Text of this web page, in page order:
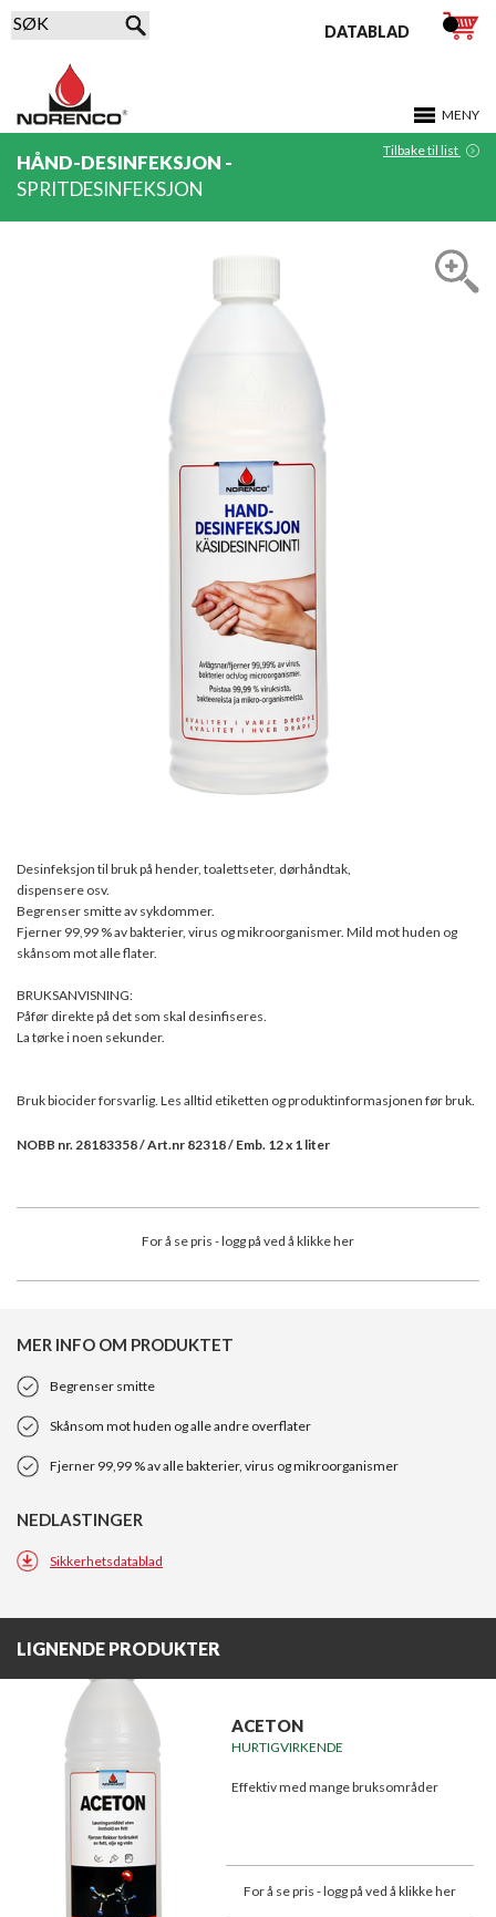
MENY
DATABLAD
HÅND-DESINFEKSJON -
SPRITDESINFEKSJON
Tilbake til list
Desinfeksjon til bruk på hender, toalettseter, dørhåndtak,
dispensere osv.
Begrenser smitte av sykdommer.
Fjerner 99,99 % av bakterier, virus og mikroorganismer. Mild mot huden og
skånsom mot alle flater.
BRUKSANVISNING:
Påfør direkte på det som skal desinfiseres.
La tørke i noen sekunder.
Bruk biocider forsvarlig. Les alltid etiketten og produktinformasjonen før bruk.
NOBB nr. 28183358 / Art.nr 82318 / Emb. 12 x 1 liter
For å se pris - logg på ved å klikke her
MER INFO OM PRODUKTET
Begrenser smitte
Skånsom mot huden og alle andre overflater
Fjerner 99,99 % av alle bakterier, virus og mikroorganismer
NEDLASTINGER
Sikkerhetsdatablad
LIGNENDE PRODUKTER
ACETON
HURTIGVIRKENDE
Effektiv med mange bruksområder
For å se pris - logg på ved å klikke her